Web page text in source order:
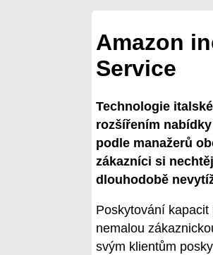
Amazon
Service
Technologie
rozšířením
podle manažerů
zákazníci si
dlouhodobě
Poskytování
nemalou
svým klientům